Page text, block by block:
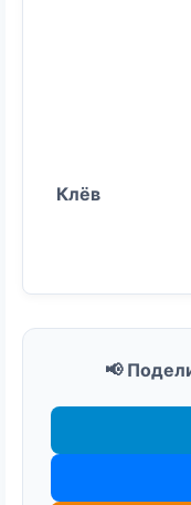
📢